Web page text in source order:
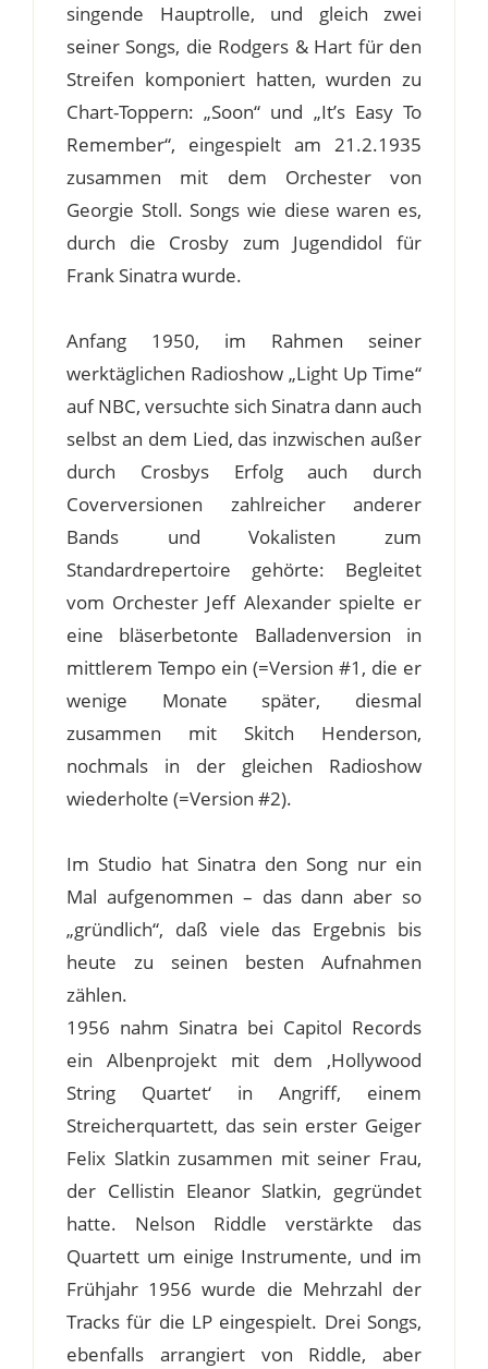
singende Hauptrolle, und gleich zwei
seiner Songs, die Rodgers & Hart für den
Streifen komponiert hatten, wurden zu
Chart-Toppern: „Soon“ und „It’s Easy To
Remember“, eingespielt am 21.2.1935
zusammen mit dem Orchester von
Georgie Stoll. Songs wie diese waren es,
durch die Crosby zum Jugendidol für
Frank Sinatra wurde.
Anfang 1950, im Rahmen seiner
werktäglichen Radioshow „Light Up Time“
auf NBC, versuchte sich Sinatra dann auch
selbst an dem Lied, das inzwischen außer
durch Crosbys Erfolg auch durch
Coverversionen zahlreicher anderer
Bands und Vokalisten zum
Standardrepertoire gehörte: Begleitet
vom Orchester Jeff Alexander spielte er
eine bläserbetonte Balladenversion in
mittlerem Tempo ein (=Version #1, die er
wenige Monate später, diesmal
zusammen mit Skitch Henderson,
nochmals in der gleichen Radioshow
wiederholte (=Version #2).
Im Studio hat Sinatra den Song nur ein
Mal aufgenommen – das dann aber so
„gründlich“, daß viele das Ergebnis bis
heute zu seinen besten Aufnahmen
zählen.
1956 nahm Sinatra bei Capitol Records
ein Albenprojekt mit dem ‚Hollywood
String Quartet‘ in Angriff, einem
Streicherquartett, das sein erster Geiger
Felix Slatkin zusammen mit seiner Frau,
der Cellistin Eleanor Slatkin, gegründet
hatte. Nelson Riddle verstärkte das
Quartett um einige Instrumente, und im
Frühjahr 1956 wurde die Mehrzahl der
Tracks für die LP eingespielt. Drei Songs,
ebenfalls arrangiert von Riddle, aber